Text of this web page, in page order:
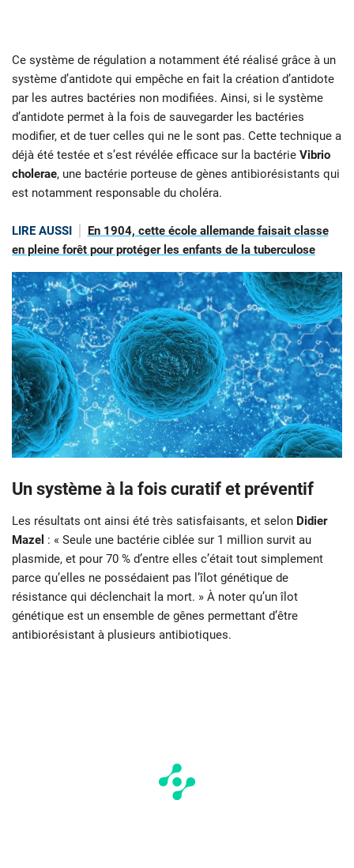
Ce système de régulation a notamment été réalisé grâce à un
système d’antidote qui empêche en fait la création d’antidote
par les autres bactéries non modifiées. Ainsi, si le système
d’antidote permet à la fois de sauvegarder les bactéries
modifier, et de tuer celles qui ne le sont pas. Cette technique a
déjà été testée et s’est révélée efficace sur la bactérie Vibrio
cholerae, une bactérie porteuse de gènes antibiorésistants qui
est notamment responsable du choléra.
LIRE AUSSI
En 1904, cette école allemande faisait classe
en pleine forêt pour protéger les enfants de la tuberculose
Un système à la fois curatif et préventif
Les résultats ont ainsi été très satisfaisants, et selon Didier
Mazel : « Seule une bactérie ciblée sur 1 million survit au
plasmide, et pour 70 % d’entre elles c’était tout simplement
parce qu’elles ne possédaient pas l’îlot génétique de
résistance qui déclenchait la mort. » À noter qu’un îlot
génétique est un ensemble de gênes permettant d’être
antibiorésistant à plusieurs antibiotiques.